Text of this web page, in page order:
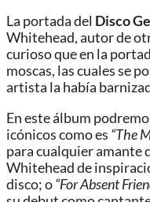
La portada del Disco
Whitehead, autor de
curioso que en la
moscas, las cuales se
artista la había
En este álbum
icónicos como es “The
para cualquier amante
Whitehead de
disco; o“For Absent